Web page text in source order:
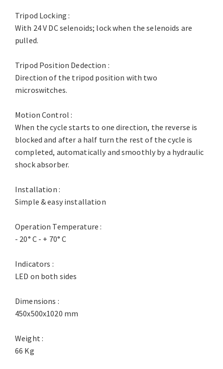
Tripod Locking :
With 24 V DC selenoids; lock when the selenoids are
pulled.
Tripod Position Dedection :
Direction of the tripod position with two
microswitches.
Motion Control :
When the cycle starts to one direction, the reverse is
blocked and after a half turn the rest of the cycle is
completed, automatically and smoothly by a hydraulic
shock absorber.
Installation :
Simple & easy installation
Operation Temperature :
- 20° C - + 70° C
Indicators :
LED on both sides
Dimensions :
450x500x1020 mm
Weight :
66 Kg